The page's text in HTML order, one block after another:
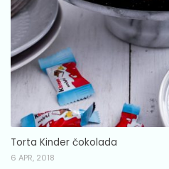
Torta Kinder čokolada
6 APR, 2018